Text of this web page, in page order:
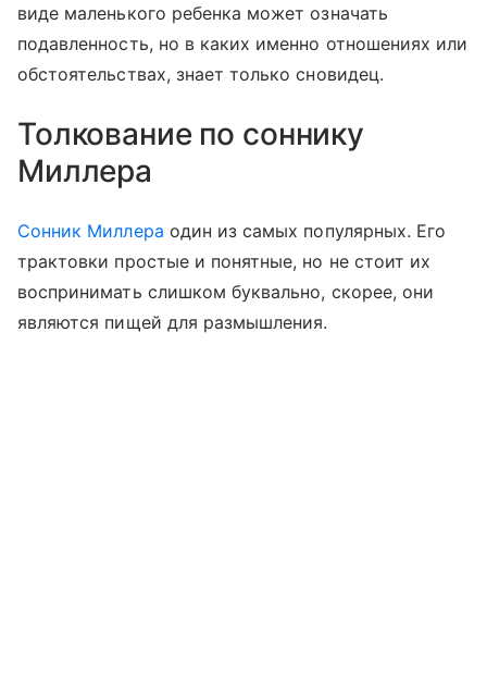
виде маленького ребенка может означать
подавленность, но в каких именно отношениях или
обстоятельствах, знает только сновидец.
Толкование по соннику
Миллера
Сонник Миллера один из самых популярных. Его
трактовки простые и понятные, но не стоит их
воспринимать слишком буквально, скорее, они
являются пищей для размышления.